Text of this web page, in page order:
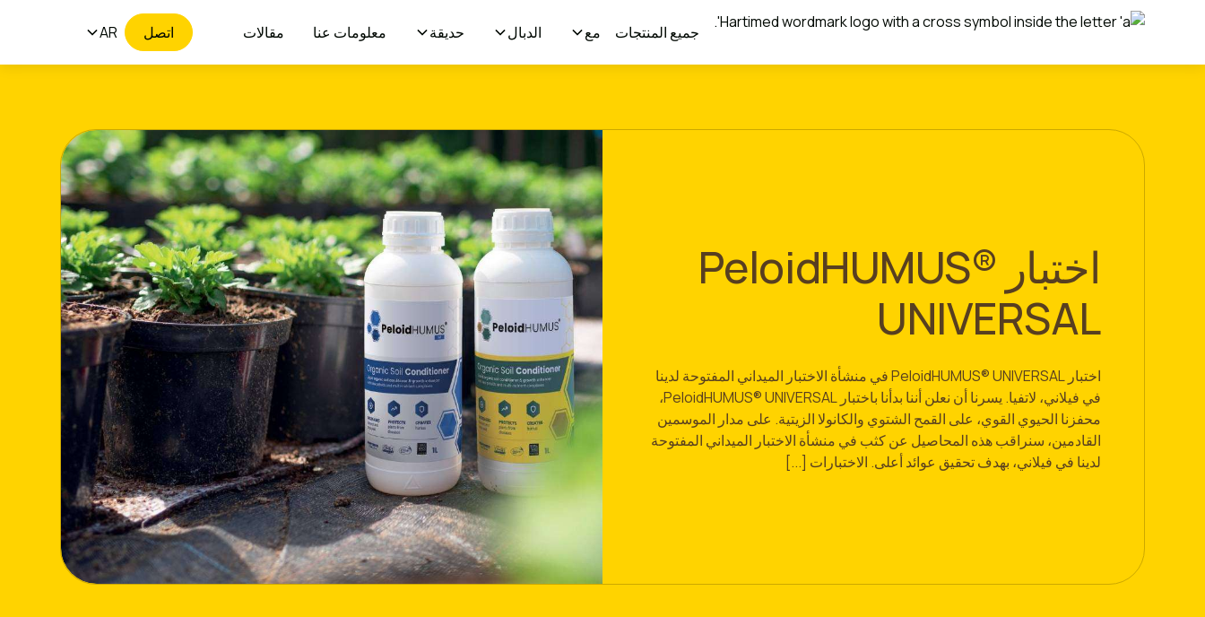
جميع المنتجات مع الدبال حديقة معلومات عنا مقالات اتصل AR
اختبار PeloidHUMUS®
UNIVERSAL
اختبار PeloidHUMUS® UNIVERSAL في منشأة الاختبار الميداني المفتوحة لدينا
في فيلاني، لاتفيا. يسرنا أن نعلن أننا بدأنا باختبار PeloidHUMUS® UNIVERSAL،
محفزنا الحيوي القوي، على القمح الشتوي والكانولا الزيتية. على مدار الموسمين
القادمين، سنراقب هذه المحاصيل عن كثب في منشأة الاختبار الميداني المفتوحة
لدينا في فيلاني، بهدف تحقيق عوائد أعلى. الاختبارات [...]